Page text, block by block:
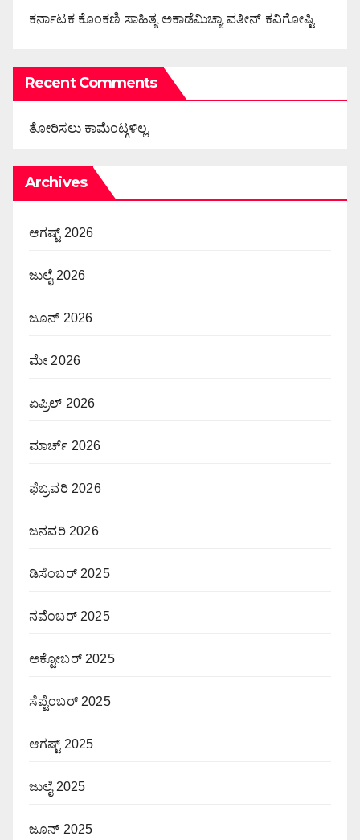
ಕರ್ನಾಟಕ ಕೊಂಕಣಿ ಸಾಹಿತ್ಯ ಅಕಾಡೆಮಿಚ್ಯಾ ವತೀನ್ ಕವಿಗೋಷ್ಟಿ
Recent Comments
ತೋರಿಸಲು ಕಾಮೆಂಟ್ಗಳಿಲ್ಲ.
Archives
ಆಗಷ್ಟ್ 2026
ಜುಲೈ 2026
ಜೂನ್ 2026
ಮೇ 2026
ಏಪ್ರಿಲ್ 2026
ಮಾರ್ಚ್ 2026
ಫೆಬ್ರವರಿ 2026
ಜನವರಿ 2026
ಡಿಸೆಂಬರ್ 2025
ನವೆಂಬರ್ 2025
ಅಕ್ಟೋಬರ್ 2025
ಸೆಪ್ಟೆಂಬರ್ 2025
ಆಗಷ್ಟ್ 2025
ಜುಲೈ 2025
ಜೂನ್ 2025